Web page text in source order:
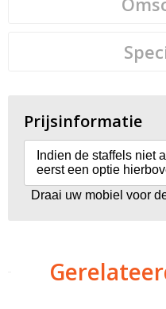
Prijsinformatie
Indien de staffels niet
eerst een optie
Draai uw mobiel voor